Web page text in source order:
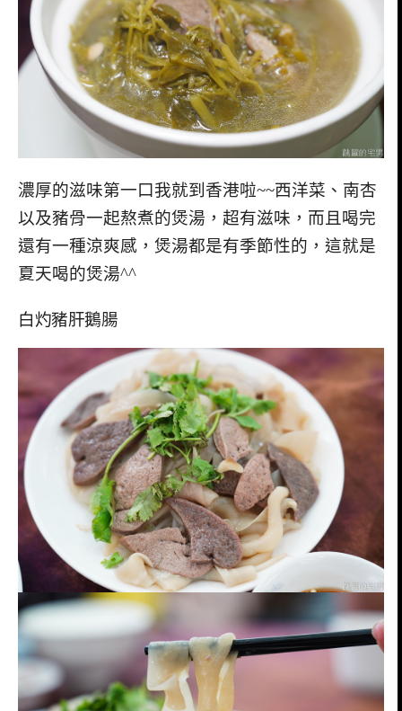
濃厚的滋味第一口我就到香港啦~~西洋菜、南杏
以及豬骨一起熬煮的煲湯，超有滋味，而且喝完
還有一種涼爽感，煲湯都是有季節性的，這就是
夏天喝的煲湯^^
白灼豬肝鵝腸